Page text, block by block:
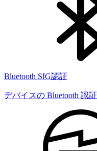
Bluetooth SIG認証
デバイスの Bluetooth 認証